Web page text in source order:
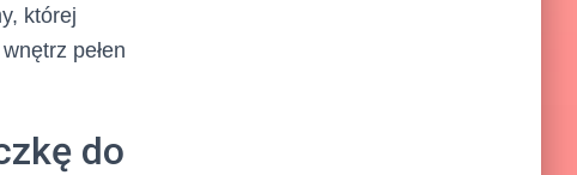
której
pełen
do